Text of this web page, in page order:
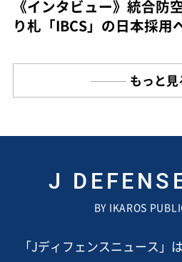
《インタビュー》統合防
り札「IBCS」の日本採用
もっと見
J
BY IKAROS
「Jディフェンスニュース」